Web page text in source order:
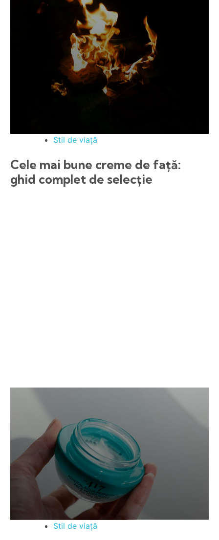
Stil de viață
Cele mai bune creme de față:
ghid complet de selecție
Stil de viață